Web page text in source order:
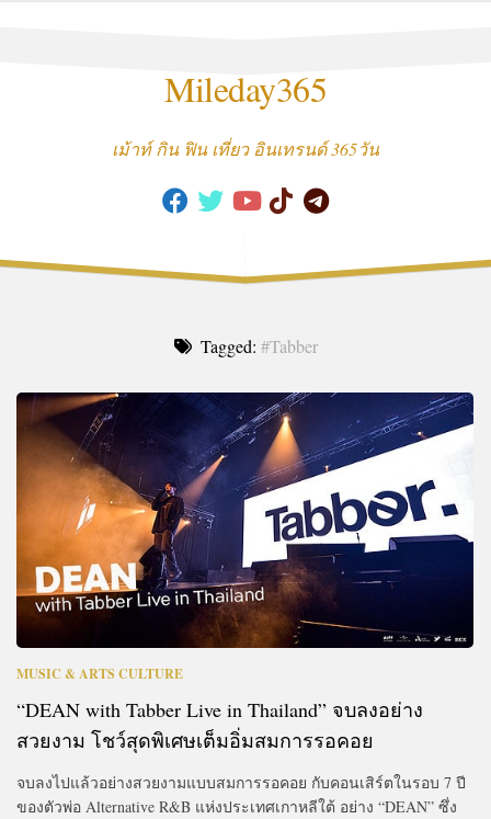
Mileday365
เม้าท์ กิน ฟิน เที่ยว อินเทรนด์ 365วัน
Tagged: #Tabber
MUSIC & ARTS CULTURE
“DEAN with Tabber Live in Thailand” จบลงอย่าง
สวยงาม โชว์สุดพิเศษเต็มอิ่มสมการรอคอย
จบลงไปแล้วอย่างสวยงามแบบสมการรอคอย กับคอนเสิร์ตในรอบ 7 ปี
ของตัวพ่อ Alternative R&B แห่งประเทศเกาหลีใต้ อย่าง “DEAN” ซึ่ง